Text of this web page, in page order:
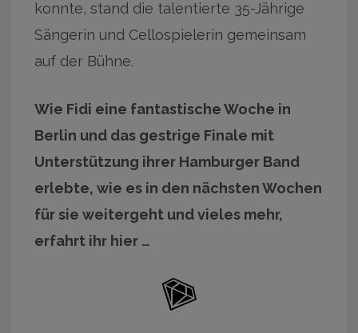
konnte, stand die talentierte 35-Jährige
Sängerin und Cellospielerin gemeinsam
auf der Bühne.
Wie Fidi eine fantastische Woche in
Berlin und das gestrige Finale mit
Unterstützung ihrer Hamburger Band
erlebte, wie es in den nächsten Wochen
für sie weitergeht und vieles mehr,
erfahrt ihr hier …